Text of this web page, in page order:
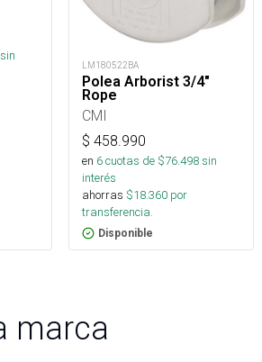
sin
LM180522BA
Polea Arborist 3/4"
Rope
CMI
$ 458.990
en 6cuotas de $76.498sin
interés
ahorras $18.360 por
transferencia.
Disponible
marca